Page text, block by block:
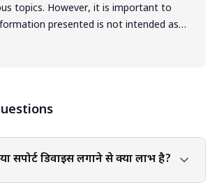
topics. However, it is important to
presented is not intended as
in any specific field or area. The
product, service, or information
It is essential to exercise individual
या सपोर्ट डिवाइस लगाने से क्या लाभ है?